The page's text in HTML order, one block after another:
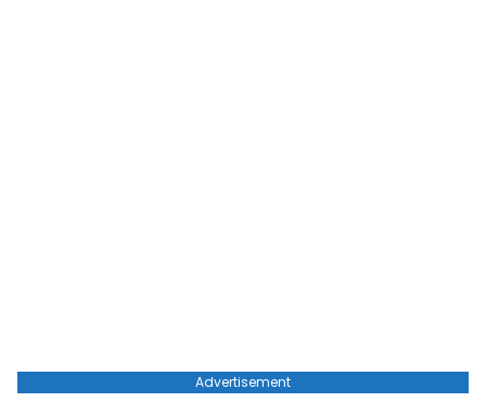
Advertisement